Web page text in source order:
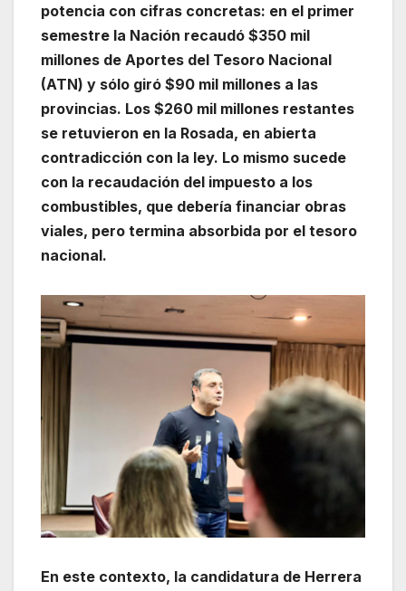
potencia con cifras concretas: en el primer
semestre la Nación recaudó $350 mil
millones de Aportes del Tesoro Nacional
(ATN) y sólo giró $90 mil millones a las
provincias. Los $260 mil millones restantes
se retuvieron en la Rosada, en abierta
contradicción con la ley. Lo mismo sucede
con la recaudación del impuesto a los
combustibles, que debería financiar obras
viales, pero termina absorbida por el tesoro
nacional.
En este contexto, la candidatura de Herrera